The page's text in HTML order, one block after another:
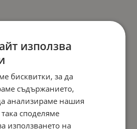
използва
бисквитки, за да
съдържанието,
анализираме нашия
споделяме
използването на